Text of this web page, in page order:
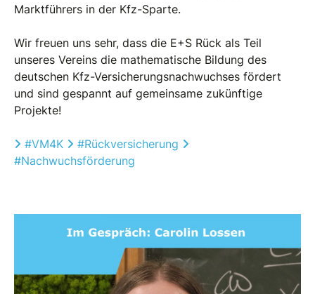
Marktführers in der Kfz-Sparte.
Wir freuen uns sehr, dass die E+S Rück als Teil
unseres Vereins die mathematische Bildung des
deutschen Kfz-Versicherungsnachwuchses fördert
und sind gespannt auf gemeinsame zukünftige
Projekte!
Hashtag
#VM4K Hashtag
#Rückversicherung
#Nachwuchsförderung